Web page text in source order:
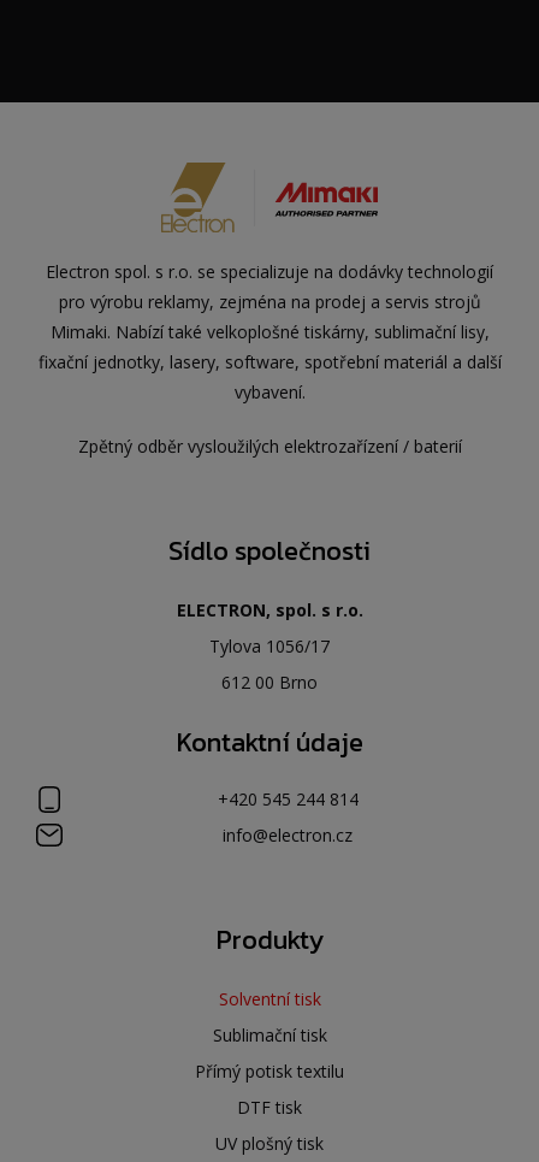
Electron spol. s r.o. se specializuje na dodávky technologií
pro výrobu reklamy, zejména na prodej a servis strojů
Mimaki. Nabízí také velkoplošné tiskárny, sublimační lisy,
fixační jednotky, lasery, software, spotřební materiál a další
vybavení.
Zpětný odběr vysloužilých elektrozařízení / baterií
Sídlo společnosti
ELECTRON, spol. s r.o.
Tylova 1056/17
612 00 Brno
Kontaktní údaje
+420 545 244 814
info@electron.cz
Produkty
Solventní tisk
Sublimační tisk
Přímý potisk textilu
DTF tisk
UV plošný tisk